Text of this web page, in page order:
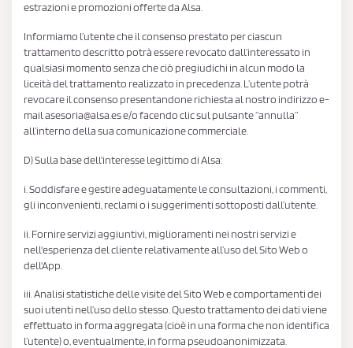
estrazioni e promozioni offerte da Alsa.
Informiamo l’utente che il consenso prestato per ciascun
trattamento descritto potrà essere revocato dall’interessato in
qualsiasi momento senza che ciò pregiudichi in alcun modo la
liceità del trattamento realizzato in precedenza. L’utente potrà
revocare il consenso presentandone richiesta al nostro indirizzo e-
mail asesoria@alsa.es e/o facendo clic sul pulsante “annulla”
all’interno della sua comunicazione commerciale.
D) Sulla base dell'interesse legittimo di Alsa:
i. Soddisfare e gestire adeguatamente le consultazioni, i commenti,
gli inconvenienti, reclami o i suggerimenti sottoposti dall’utente.
ii. Fornire servizi aggiuntivi, miglioramenti nei nostri servizi e
nell'esperienza del cliente relativamente all’uso del Sito Web o
dell'App.
iii. Analisi statistiche delle visite del Sito Web e comportamenti dei
suoi utenti nell’uso dello stesso. Questo trattamento dei dati viene
effettuato in forma aggregata (cioè in una forma che non identifica
l’utente) o, eventualmente, in forma pseudoanonimizzata.